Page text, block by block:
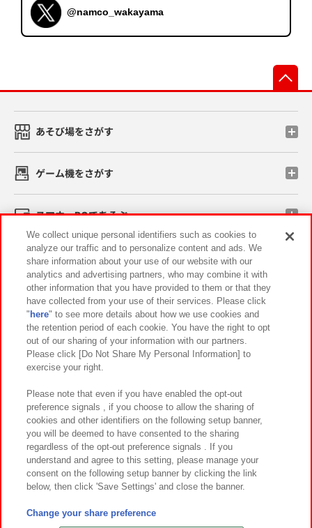
@namco_wakayama
あそび場をさがす
ゲーム機をさがす
スマホ・PCであそぶ
イベント・キャンペーン
関連会社 サステナビリティ サイトポリシー
プライバシーポリシー ウェブアクセシビリティ方針と検証結果
お取引先さまとともに
カスタマーハラスメント対応方針 よくあるご質問・お問い合わせ
©Bandai Namco Amusement Inc.
©Bandai Namco Amusement Lab Inc.
We collect unique personal identifiers such as cookies to
analyze our traffic and to personalize content and ads. We
share information about your use of our website with our
analytics and advertising partners, who may combine it with
other information that you have provided to them or that they
have collected from your use of their services. Please click
" here" to see more details about how we use cookies and
the retention period of each cookie. You have the right to opt
out of our sharing of your information with our partners.
Please click [Do Not Share My Personal Information] to
exercise your right.
Please note that even if you have enabled the opt-out
preference signals , if you choose to allow the sharing of
cookies and other identifiers on the following setup banner,
you will be deemed to have consented to the sharing
regardless of the opt-out preference signals . If you
understand and agree to this setting, please manage your
consent on the following setup banner by clicking the link
below, then click 'Save Settings' and close the banner.
Change your share preference